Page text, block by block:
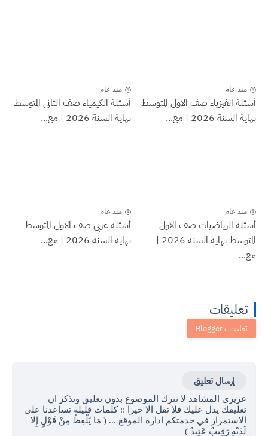
منذ عام
أسئلة الفيزياء صف الاول المتوسط
نهاية السنة 2026 | مع...
منذ عام
أسئلة الكيمياء صف الثاني المتوسط
نهاية السنة 2026 | مع...
منذ عام
أسئلة الرياضيات صف الاول
المتوسط نهاية السنة 2026 |
مع...
منذ عام
أسئلة عربي صف الاول المتوسط
نهاية السنة 2026 | مع...
تعليقات
إرسال تعليق
عزيزي المشاهد لا تترك الموضوع بدون تعليق وتذكر ان
تعليقك يدل عليك فلا تقل الا خيرا :: كلمات قليلة تساعدنا على
الاستمرار في خدمتكم ادارة الموقع ... ( مَا يَلْفِظُ مِنْ قَوْلٍ إِلا
لَدَيْهِ رَقِيبٌ عَتِيدٌ )